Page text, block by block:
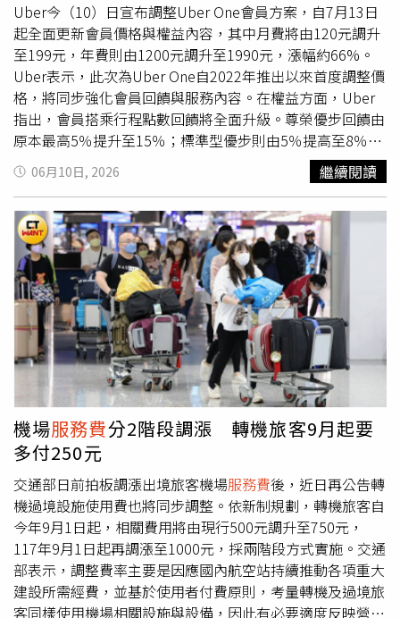
Uber今（10）日宣布調整Uber One會員方案，自7月13日
起全面更新會員價格與權益內容，其中月費將由120元調升
至199元，年費則由1200元調升至1990元，漲幅約66%。
Uber表示，此次為Uber One自2022年推出以來首度調整價
格，將同步強化會員回饋與服務內容。在權益方面，Uber
指出，會員搭乘行程點數回饋將全面升級。尊榮優步回饋由
原本最高5％提升至15％；標準型優步則由5％提高至8％。
此外，純電優步、舒適優步、純電舒適優步、寶寶優步、毛
孩優步、六人座優步及加大六人座優步等車型，回饋同樣調
升至8％。外送與配送服務部分也同步調整，「優快送」首
度納入會員回饋範圍，可享8％點數回饋，「優步小黃」則
提供3％回饋。Uber表示，透過提高回饋比例，將進一步強
化平台整體使用誘因。除回饋升級外，Uber One也新增
「家庭共享」功能，會員可免費邀請一名家庭成員共享會員
福利，擴大使用彈性。同時，會員優惠也將延伸至海外市
場，Uber One會員於提供服務的國家地區使用時，仍可享
有最高15％行程回饋與0元外送費等權益。在價格調整部
分，Uber指出，現有會員將於2026年7月13日後下一次續
訂時適用新費率，月訂閱由120元調整至199元，學生方案
月費由84元調整至139元；年訂閱則由1200元調整至1990
元，學生年費由840元調整至1393元。未加入會員者則自即
日起適用新價格與方案內容。此外，Uber One也同步調整
部分既有福利，原服務費折抵將改為更具彈性的折抵或點數
回饋方式，依訂單與使用情境而異。Uber強調，會員仍可
享有免外送費、搭乘回饋、優先派遣高評價駕駛與外送員等
核心權益。針對不接受新方案的現有會員，Uber表示可於
續訂扣款日前透過Uber或Uber Eats App取消訂閱，年費會
員則需透過客服辦理；若未取消，系統將自動以新價格續
訂。
06月10日, 2026 繼續閱讀
機場服務費分2階段調漲 轉機旅客9月起要
多付250元
交通部日前拍板調漲出境旅客機場服務費後，近日再公告轉
機過境設施使用費也將同步調整。依新制規劃，轉機旅客自
今年9月1日起，相關費用將由現行500元調升至750元，
117年9月1日起再調漲至1000元，採兩階段方式實施。交通
部表示，調整費率主要是因應國內航空站持續推動各項重大
建設所需經費，並基於使用者付費原則，考量轉機及過境旅
客同樣使用機場相關設施與設備，因此有必要適度反映營運